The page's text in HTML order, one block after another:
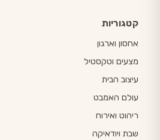
קטגוריות
אחסון וארגון
מצעים וטקסטיל
עיצוב הבית
עולם האמבט
ריהוט ואירוח
שבת ויודאיקה